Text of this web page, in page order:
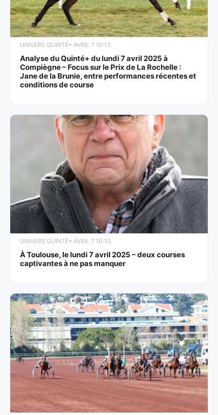
UNIVERS QUINTÉ• AVRIL 7 10:13
Analyse du Quinté+ du lundi 7 avril 2025 à
Compiègne – Focus sur le Prix de La Rochelle :
Jane de la Brunie, entre performances récentes et
conditions de course
UNIVERS QUINTÉ• AVRIL 7 10:10
À Toulouse, le lundi 7 avril 2025 – deux courses
captivantes à ne pas manquer